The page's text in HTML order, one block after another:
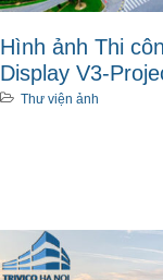
Hình ảnh Thi
Display V3-
Thư viện ảnh